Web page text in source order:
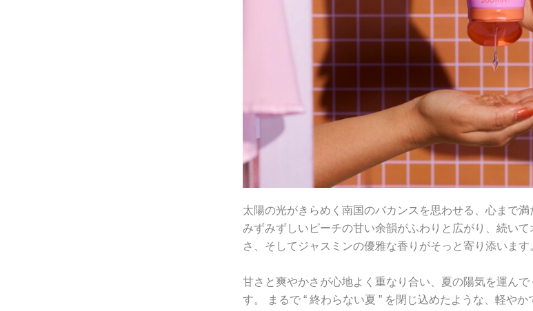
太陽の光がきらめく南国のバカンスを思わせる、心まで満
みずみずしいピーチの甘い余韻がふわりと広がり、続い
さ、そしてジャスミンの優雅な香りがそっと寄り添います
甘さと爽やかさが心地よく重なり合い、夏の陽気を運んで
す。 まるで “ 終わらない夏 ” を閉じ込めたような、軽や